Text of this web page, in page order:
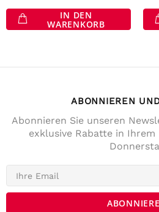
IN DEN
WARENKORB
ABONNIEREN
Abonnieren Sie unseren
exklusive Rabatte in Ihrem
Anonym
Verifizierter Kunde